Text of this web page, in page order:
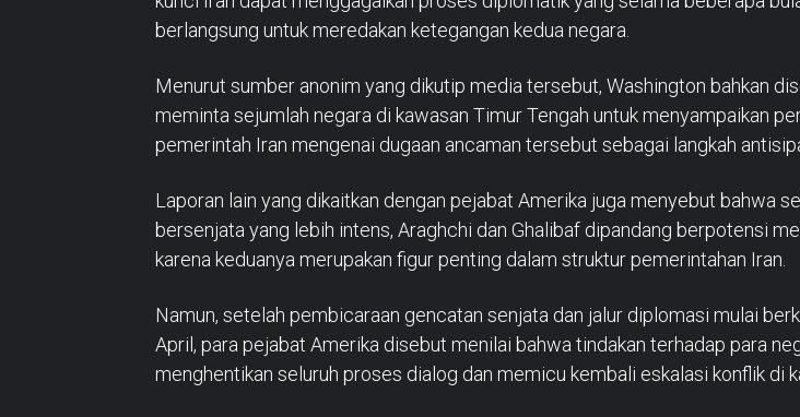
berlangsung untuk meredakan ketegangan kedua negara.
Menurut sumber anonim yang dikutip media tersebut, Washington bahkan
meminta sejumlah negara di kawasan Timur Tengah untuk menyampaikan
pemerintah Iran mengenai dugaan ancaman tersebut sebagai langkah
Laporan lain yang dikaitkan dengan pejabat Amerika juga menyebut bahwa
bersenjata yang lebih intens, Araghchi dan Ghalibaf dipandang berpotensi
karena keduanya merupakan figur penting dalam struktur pemerintahan Iran.
Namun, setelah pembicaraan gencatan senjata dan jalur diplomasi mulai
April, para pejabat Amerika disebut menilai bahwa tindakan terhadap para
menghentikan seluruh proses dialog dan memicu kembali eskalasi konflik di